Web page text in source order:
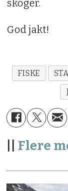
skoger.
God jakt!
FISKE
Flere